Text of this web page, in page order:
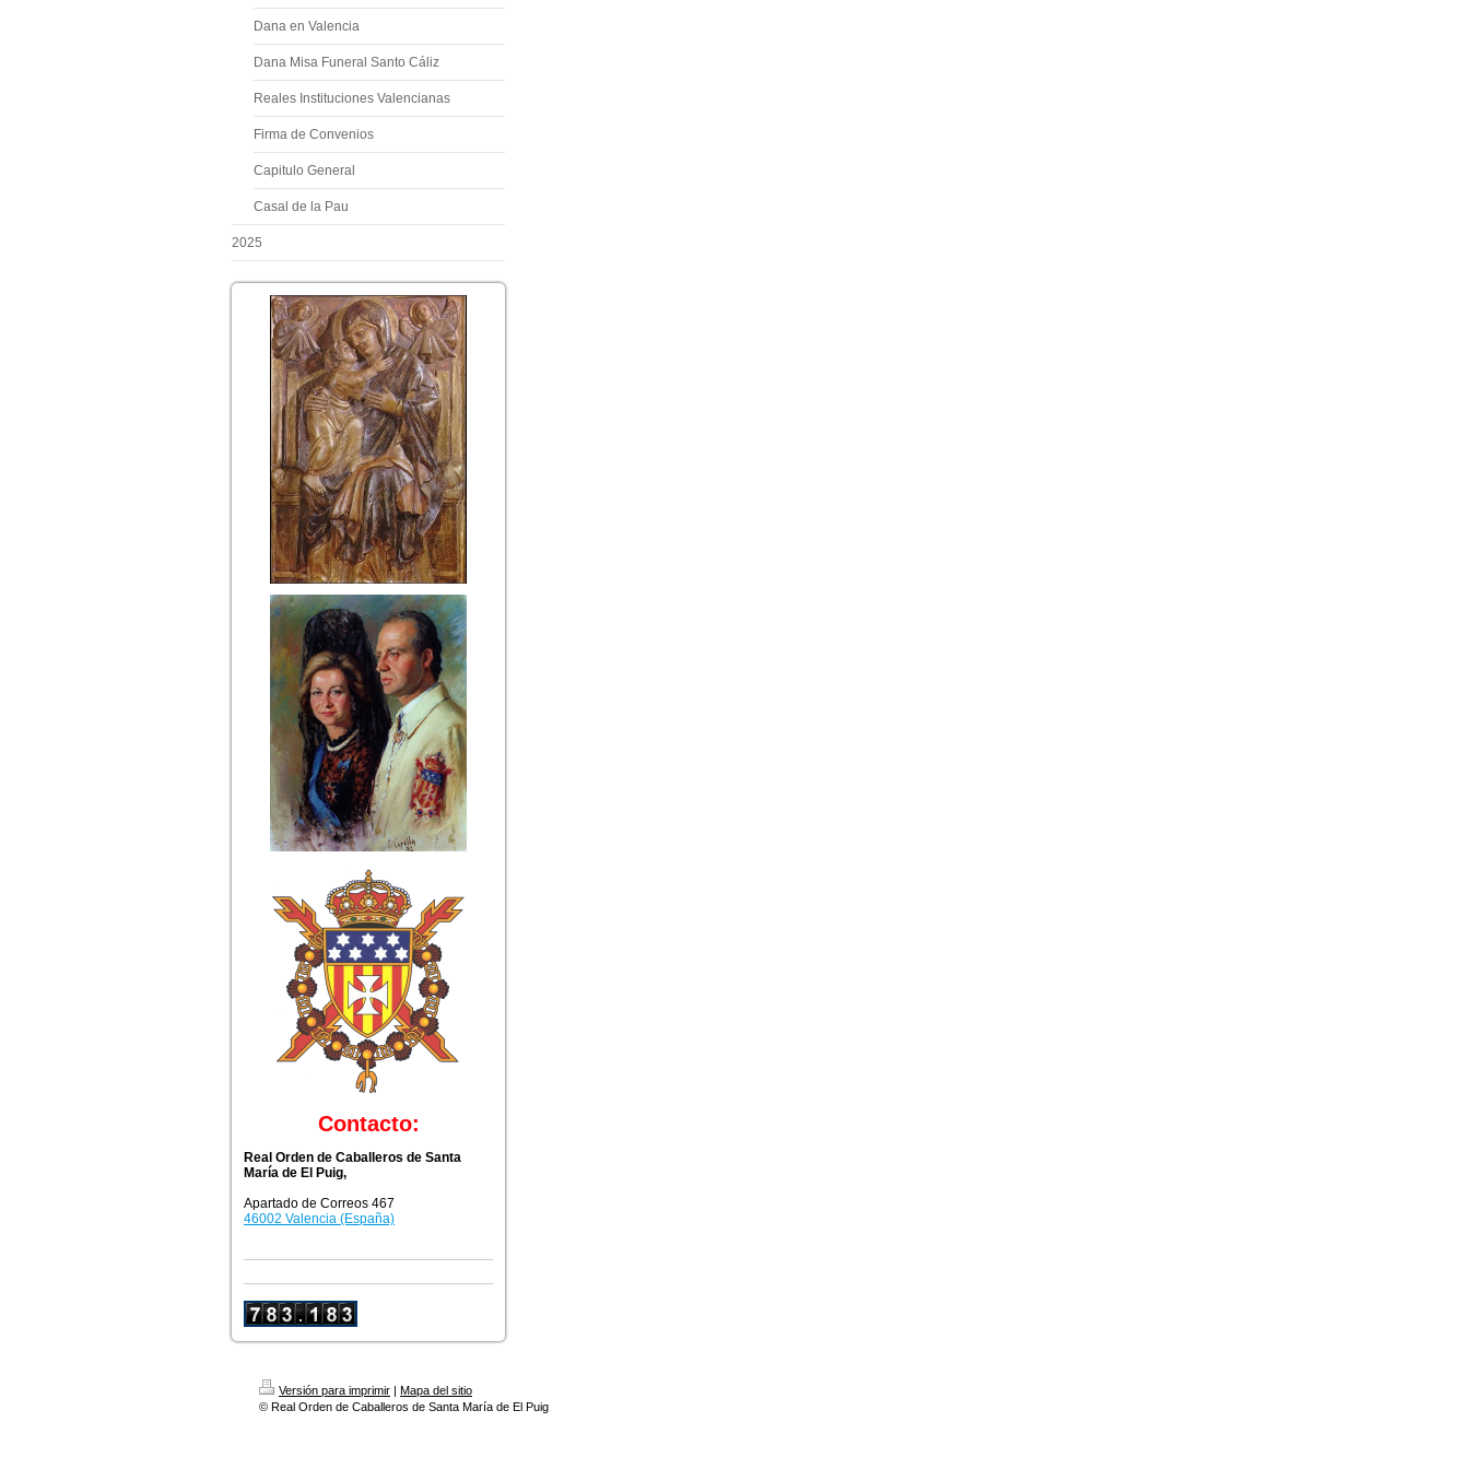
Dana en Valencia
Dana Misa Funeral Santo Cáliz
Reales Instituciones Valencianas
Firma de Convenios
Capitulo General
Casal de la Pau
2025
Contacto:
Real Orden de Caballeros de Santa
María de El Puig,
Apartado de Correos 467
46002 Valencia (España)
Versión para imprimir | Mapa del sitio
© Real Orden de Caballeros de Santa María de El Puig